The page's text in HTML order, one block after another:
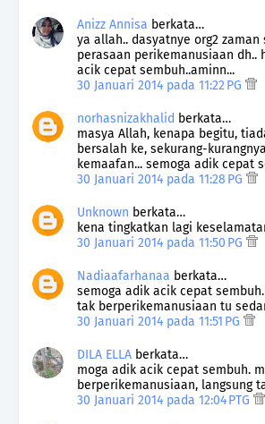
Anizz Annisa berkata…
ya allah.. dasyatnye org2 zaman
perasaan perikemanusiaan dh..
acik cepat sembuh..aminn...
30 Januari 2014 pada 11:22 PG
norhasnizakhalid berkata…
masya Allah, kenapa begitu,
bersalah ke, sekurang-
kemaafan... semoga adik cepat
30 Januari 2014 pada 11:28 PG
Unknown berkata…
kena tingkatkan lagi
30 Januari 2014 pada 11:50 PG
Nadiaafarhanaa berkata…
semoga adik acik cepat
tak berperikemanusiaan tu
30 Januari 2014 pada 11:51 PG
DILA ELLA berkata…
moga adik acik cepat sembuh.
berperikemanusiaan, langsung
30 Januari 2014 pada 12:04 PTG